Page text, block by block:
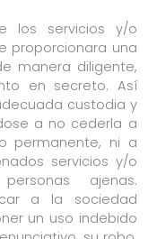
los servicios y/o
proporcionara una
manera diligente,
en secreto. Así
custodia y
a no cederla a
permanente, ni a
servicios y/o
ajenas.
a la sociedad
un uso indebido